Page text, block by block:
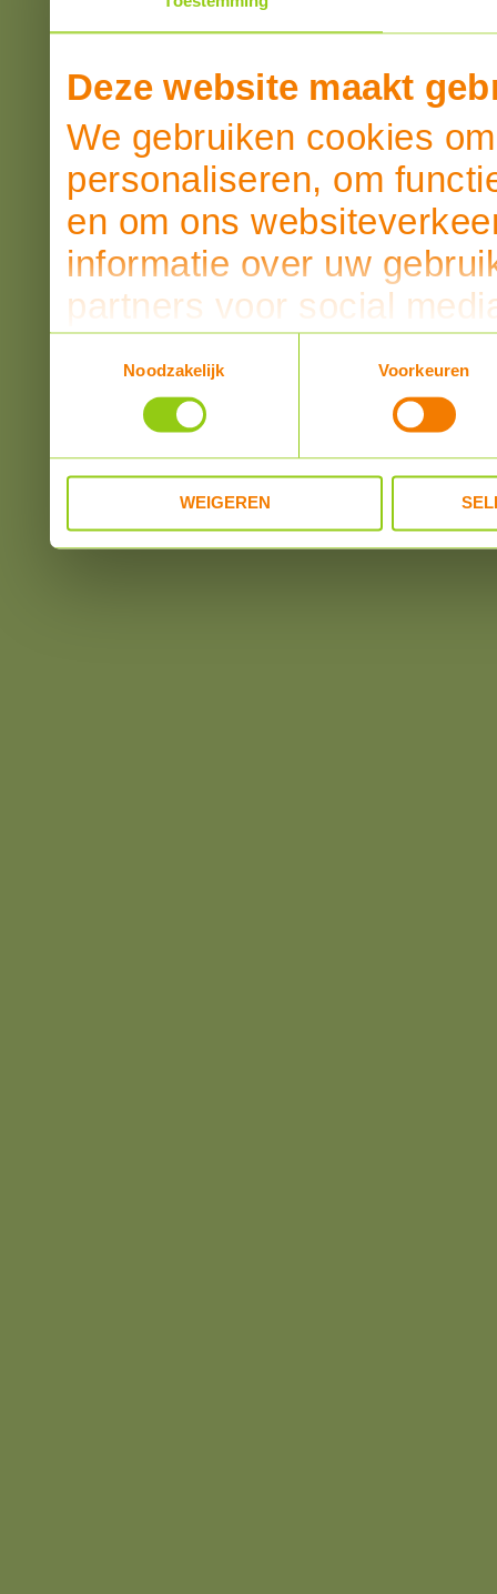
Deze website maakt
We gebruiken cookies
personaliseren, om
en om ons
informatie over uw
partners voor social
informatie die u aan ze
verzameld op basis van
Noodzakelijk
Voorkeuren
WEIGEREN